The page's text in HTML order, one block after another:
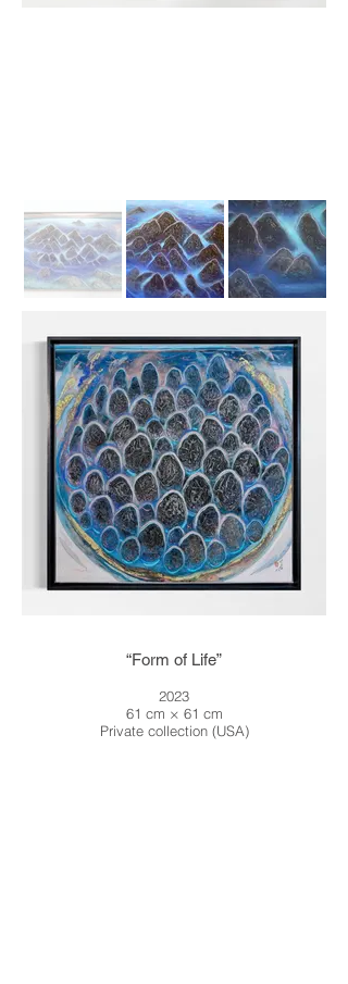
“Form of Life”
2023
61 cm × 61 cm
Private collection (USA)